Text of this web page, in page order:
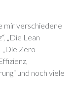
mir verschiedene
„Die Lean
„Die Zero
und noch viele